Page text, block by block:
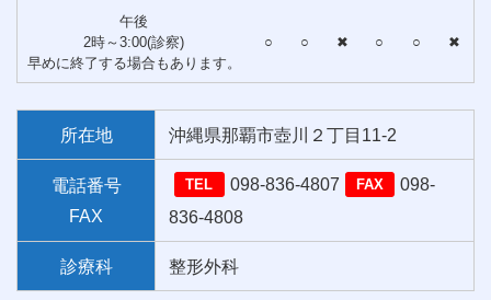
午後
2時～3:00(診察)
早めに終了する場合もあります。
○ ○ ✖ ○ ○ ✖
所在地 沖縄県那覇市壺川２丁目11-2
電話番号
FAX
TEL 098-836-4807 FAX
098-
836-4808
診療科 整形外科